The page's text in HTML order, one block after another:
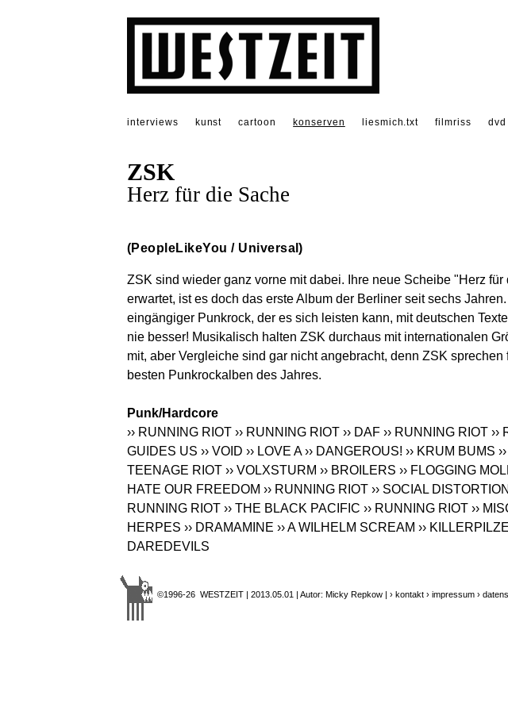
interviews kunst cartoon konserven liesmich.txt filmriss dvd
ZSK
Herz für die Sache
(PeopleLikeYou / Universal)
ZSK sind wieder ganz vorne mit dabei. Ihre neue Scheibe "Herz
erwartet, ist es doch das erste Album der Berliner seit sechs
eingängiger Punkrock, der es sich leisten kann, mit deutschen
nie besser! Musikalisch halten ZSK durchaus mit internationalen
mit, aber Vergleiche sind gar nicht angebracht, denn ZSK
besten Punkrockalben des Jahres.
Punk/Hardcore
›› RUNNING RIOT ›› RUNNING RIOT ›› DAF ›› RUNNING RIOT ››
GUIDES US ›› VOID ›› LOVE A ›› DANGEROUS! ›› KRUM BUMS
TEENAGE RIOT ›› VOLXSTURM ›› BROILERS ›› FLOGGING
HATE OUR FREEDOM ›› RUNNING RIOT ›› SOCIAL DISTORTION
RUNNING RIOT ›› THE BLACK PACIFIC ›› RUNNING RIOT ››
HERPES ›› DRAMAMINE ›› A WILHELM SCREAM ›› KILLERPILZE
DAREDEVILS
©1996-26 WESTZEIT | 2013.05.01 | Autor: Micky Repkow | › kontakt › impressum ›